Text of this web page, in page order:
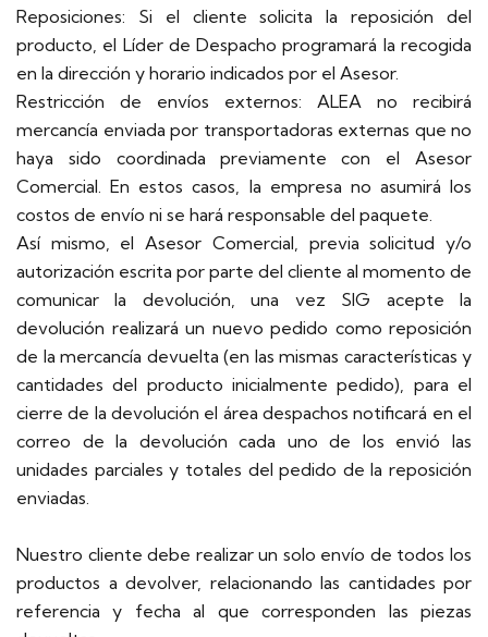
Reposiciones: Si el cliente solicita la reposición del
producto, el Líder de Despacho programará la recogida
en la dirección y horario indicados por el Asesor.
Restricción de envíos externos: ALEA no recibirá
mercancía enviada por transportadoras externas que no
haya sido coordinada previamente con el Asesor
Comercial. En estos casos, la empresa no asumirá los
costos de envío ni se hará responsable del paquete.
Así mismo, el Asesor Comercial, previa solicitud y/o
autorización escrita por parte del cliente al momento de
comunicar la devolución, una vez SIG acepte la
devolución realizará un nuevo pedido como reposición
de la mercancía devuelta (en las mismas características y
cantidades del producto inicialmente pedido), para el
cierre de la devolución el área despachos notificará en el
correo de la devolución cada uno de los envió las
unidades parciales y totales del pedido de la reposición
enviadas.
Nuestro cliente debe realizar un solo envío de todos los
productos a devolver, relacionando las cantidades por
referencia y fecha al que corresponden las piezas